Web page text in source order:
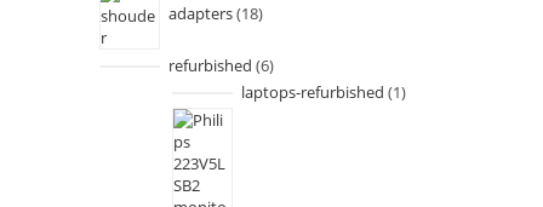
adapters 18
refurbished 6
laptops-refurbished 1